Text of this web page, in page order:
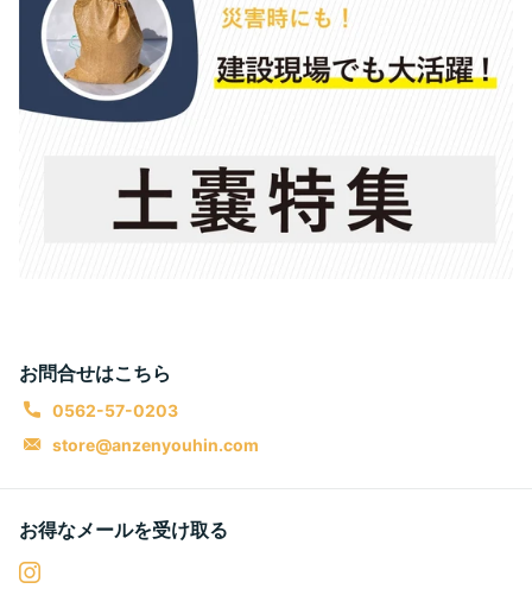
お問合せはこちら
0562-57-0203
store@anzenyouhin.com
お得なメールを受け取る